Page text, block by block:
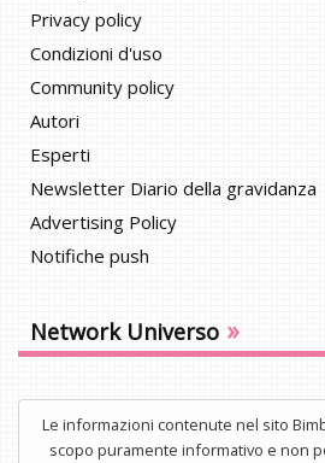
Privacy policy
Condizioni d'uso
Community policy
Autori
Esperti
Newsletter Diario della gravidanza
Advertising Policy
Notifiche push
Network Universo »
Le informazioni contenute nel sito
scopo puramente informativo e non